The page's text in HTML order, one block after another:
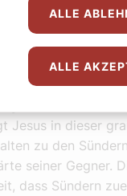
das?
auf Lukas 15.
ist
Jesus in dieser
zu den
seiner Gegner.
dass Sündern
ALLE
ALLE